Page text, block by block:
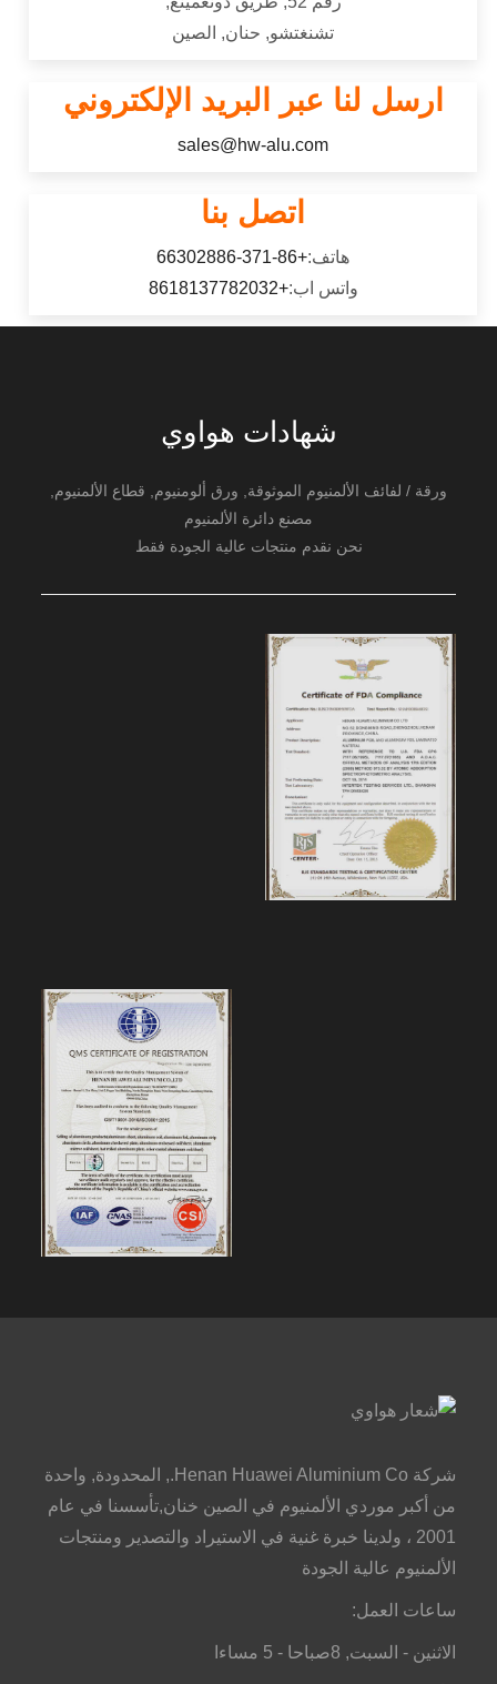
تشنغتشو, حنان, الصين
ارسل لنا عبر البريد الإلكتروني
sales@hw-alu.com
اتصل بنا
هاتف:+86-371-66302886
واتس اب:+8618137782032
شهادات هواوي
ورقة / لفائف الألمنيوم الموثوقة, ورق ألومنيوم, قطاع الألمنيوم,
مصنع دائرة الألمنيوم
نحن نقدم منتجات عالية الجودة فقط
شركة Henan Huawei Aluminium Co., المحدودة, واحدة
من أكبر موردي الألمنيوم في الصين خنان,تأسسنا في عام
2001 ، ولدينا خبرة غنية في الاستيراد والتصدير ومنتجات
الألمنيوم عالية الجودة
ساعات العمل:
الاثنين - السبت, 8صباحا - 5 مساءا